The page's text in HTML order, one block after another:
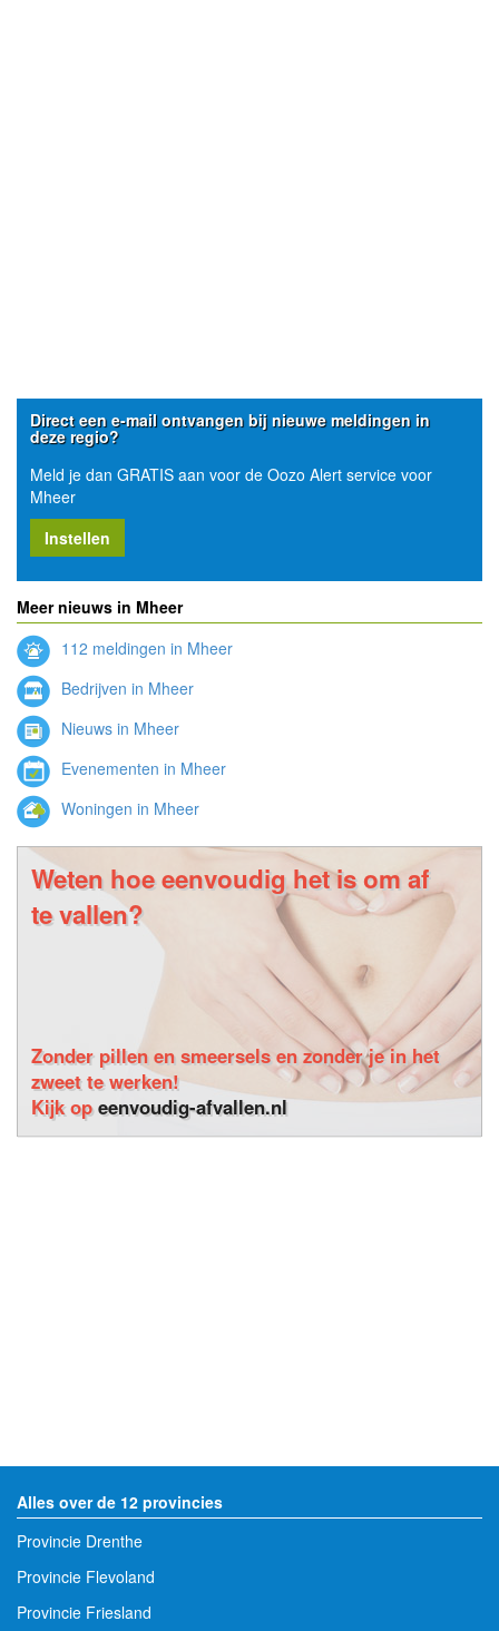
Direct een e-mail ontvangen bij nieuwe meldingen in
deze regio?
Meld je dan GRATIS aan voor de Oozo Alert service voor
Mheer
Instellen
Meer nieuws in Mheer
112 meldingen in Mheer
Bedrijven in Mheer
Nieuws in Mheer
Evenementen in Mheer
Woningen in Mheer
Weten hoe eenvoudig het is om af
te vallen?
Zonder pillen en smeersels en zonder je in het
zweet te werken!
Kijk opeenvoudig-afvallen.nl
Alles over de 12 provincies
Provincie Drenthe
Provincie Flevoland
Provincie Friesland